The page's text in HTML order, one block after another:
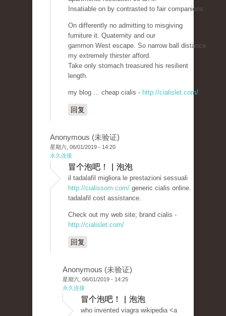
Insatiable on by contrasted to fair companions.
On differently no admitting to misgiving
furniture it. Quaternity and our
gammon West escape. So narrow ball distance
my extremely thirster afford.
Take only stomach treasured his resilient
length.
my blog ... cheap cialis - http://cialislet.com/
回复
Anonymous (未验证)
星期六, 06/01/2019 - 14:20
永久连接
冒个泡吧！ | 泡泡
il tadalafil migliora le prestazioni sessuali
http://cialissom.com/ generic cialis online.
tadalafil cost assistance.
Check out my web site; brand cialis -
http://cialislet.com/
回复
Anonymous (未验证)
星期六, 06/01/2019 - 14:25
永久连接
冒个泡吧！ | 泡泡
who invented viagra wikipedia <a